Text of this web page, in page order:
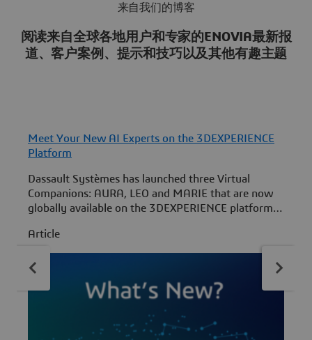
来自我们的博客
阅读来自全球各地用户和专家的ENOVIA最新报
道、客户案例、提示和技巧以及其他有趣主题
Meet Your New AI Experts on the 3DEXPERIENCE
Platform
Dassault Systèmes has launched three Virtual
Companions: AURA, LEO and MARIE that are now
globally available on the 3DEXPERIENCE platform.
industrial knowledge directly into your workflows,
powering new ways of working through Generative
Experiences.
Article